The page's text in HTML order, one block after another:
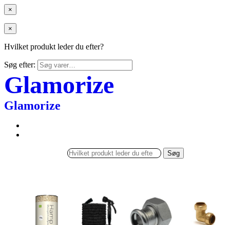
×
×
Hvilket produkt leder du efter?
Søg efter:
Glamorize
Glamorize
Søg